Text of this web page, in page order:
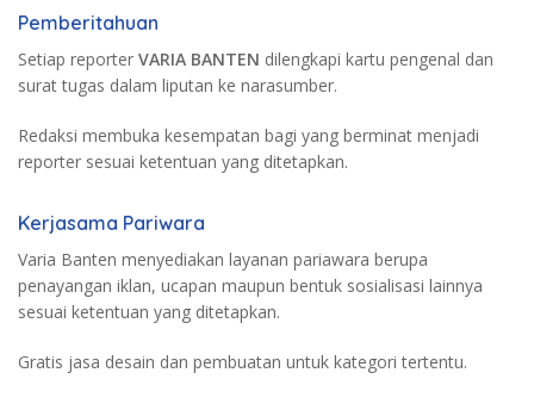
Pemberitahuan
Setiap reporter VARIA BANTEN dilengkapi kartu pengenal dan
surat tugas dalam liputan ke narasumber.
Redaksi membuka kesempatan bagi yang berminat menjadi
reporter sesuai ketentuan yang ditetapkan.
Kerjasama Pariwara
Varia Banten menyediakan layanan pariawara berupa
penayangan iklan, ucapan maupun bentuk sosialisasi lainnya
sesuai ketentuan yang ditetapkan.
Gratis jasa desain dan pembuatan untuk kategori tertentu.